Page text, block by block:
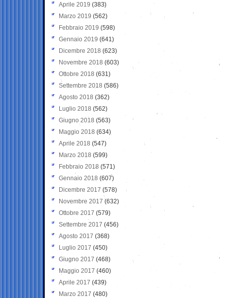
Aprile 2019 (383)
Marzo 2019 (562)
Febbraio 2019 (598)
Gennaio 2019 (641)
Dicembre 2018 (623)
Novembre 2018 (603)
Ottobre 2018 (631)
Settembre 2018 (586)
Agosto 2018 (362)
Luglio 2018 (562)
Giugno 2018 (563)
Maggio 2018 (634)
Aprile 2018 (547)
Marzo 2018 (599)
Febbraio 2018 (571)
Gennaio 2018 (607)
Dicembre 2017 (578)
Novembre 2017 (632)
Ottobre 2017 (579)
Settembre 2017 (456)
Agosto 2017 (368)
Luglio 2017 (450)
Giugno 2017 (468)
Maggio 2017 (460)
Aprile 2017 (439)
Marzo 2017 (480)